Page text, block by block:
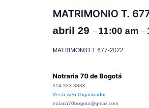
MATRIMONIO T.
abril 29 – 11:00 am –
MATRIMONIO T. 677-2022
Notraria 70 de Bogotá
314 333 3333
Ver la web Organizador
notaria70bogota@gmail.com